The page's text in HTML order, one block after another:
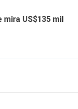
mira US$135 mil